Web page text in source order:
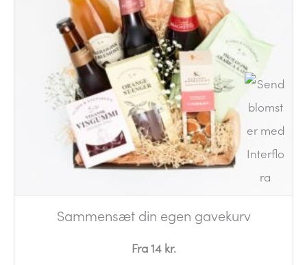
Sammensæt din egen gavekurv
Fra 14 kr.